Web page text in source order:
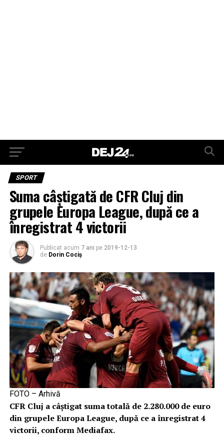
SPORT
Suma câştigată de CFR Cluj din
grupele Europa League, după ce a
înregistrat 4 victorii
Publicat acum 7 ani pe 2019-12-13
de Dorin Cociș
FOTO – Arhivă
CFR Cluj a câştigat suma totală de 2.280.000 de euro
din grupele Europa League, după ce a înregistrat 4
victorii, conform Mediafax.